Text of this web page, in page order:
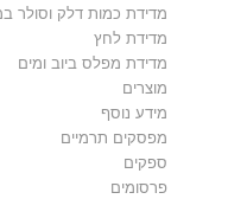
מדידת כמות דלק וסולר
מדידת לחץ
מדידת מפלס ביוב ומים
מוצרים
מידע נוסף
מפסקים תרמיים
ספקים
פרסומים